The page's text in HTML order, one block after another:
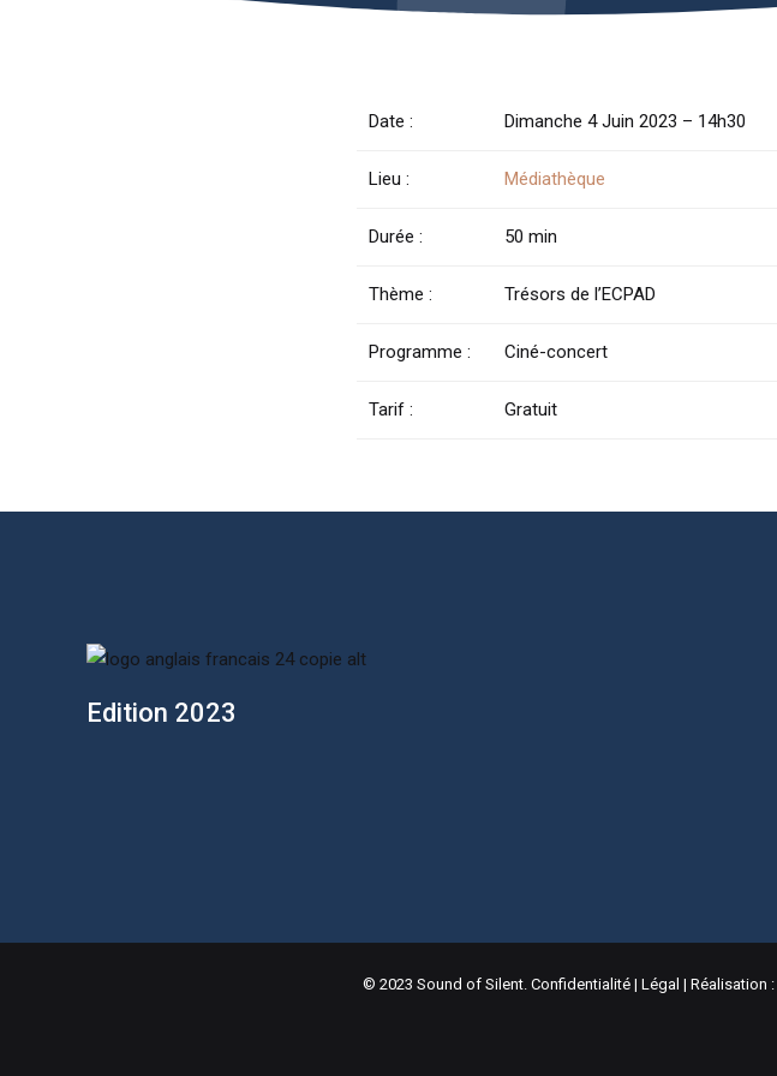
Date : Dimanche 4 Juin 2023 – 14h30
Lieu : Médiathèque
Durée : 50 min
Thème : Trésors de l’ECPAD
Programme : Ciné-concert
Tarif : Gratuit
Edition 2023
© 2023 Sound of Silent. Confidentialité | Légal | Réalisation :